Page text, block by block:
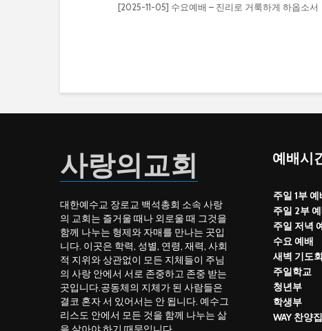
[2025-11-05] 수요예배 – 진리로 거룩하게 하옵소서
사랑의교회
대한예수교 장로교 백석총회 소속 사랑
의 교회는 즐거울 때나 외로울 때 그것을
함께 나누는 형제와 자매를 만나는 곳입
니다. 이곳은 학력, 성별, 연령, 재력, 사회
적 지위와 상관없이 모든 지체들이 주님
의 사랑 안에서 서로 존중하고 존중 받는
곳입니다.공동체의 지체가 된 사람들은
결코 혼자 서 있어서는 안 됩니다. 예수그
리스도 안에서 모든 것을 함께 나누는 삶
예배시
주일 1부 예
주일 2부
주일 저녁
수요 예배
새벽 기도회
주일학교
청년부
학생부
WAY 찬양